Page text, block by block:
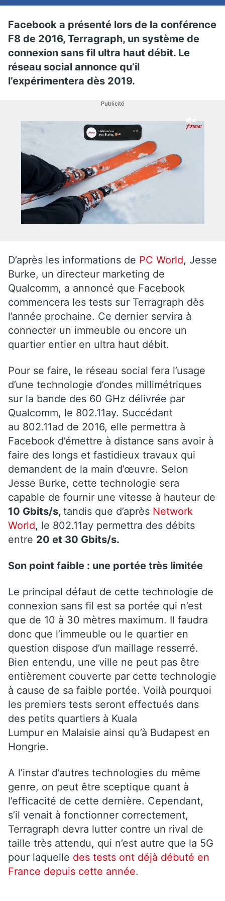
Facebook a présenté lors de la conférence
F8 de 2016, Terragraph, un système de
connexion sans fil ultra haut débit. Le
réseau social annonce qu’il
l’expérimentera dès 2019.
Publicité
D’après les informations de PC World, Jesse
Burke, un directeur marketing de
Qualcomm, a annoncé que Facebook
commencera les tests sur Terragraph dès
l’année prochaine. Ce dernier servira à
connecter un immeuble ou encore un
quartier entier en ultra haut débit.
Pour se faire, le réseau social fera l’usage
d’une technologie d’ondes millimétriques
sur la bande des 60 GHz délivrée par
Qualcomm, le 802.11ay. Succédant
au 802.11ad de 2016, elle permettra à
Facebook d’émettre à distance sans avoir à
faire des longs et fastidieux travaux qui
demandent de la main d’œuvre. Selon
Jesse Burke, cette technologie sera
capable de fournir une vitesse à hauteur de
10 Gbits/s, tandis que d’après Network
World, le 802.11ay permettra des débits
entre 20 et 30 Gbits/s.
Son point faible : une portée très limitée
Le principal défaut de cette technologie de
connexion sans fil est sa portée qui n’est
que de 10 à 30 mètres maximum. Il faudra
donc que l’immeuble ou le quartier en
question dispose d’un maillage resserré.
Bien entendu, une ville ne peut pas être
entièrement couverte par cette technologie
à cause de sa faible portée. Voilà pourquoi
les premiers tests seront effectués dans
des petits quartiers à Kuala
Lumpur en Malaisie ainsi qu’à Budapest en
Hongrie.
A l’instar d’autres technologies du même
genre, on peut être sceptique quant à
l’efficacité de cette dernière. Cependant,
s’il venait à fonctionner correctement,
Terragraph devra lutter contre un rival de
taille très attendu, qui n’est autre que la 5G
pour laquelle des tests ont déjà débuté en
France depuis cette année.